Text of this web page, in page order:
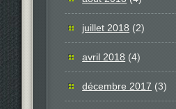
juillet 2018 (2)
avril 2018 (4)
décembre 2017 (3)